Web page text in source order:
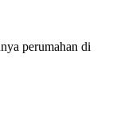
perumahan di